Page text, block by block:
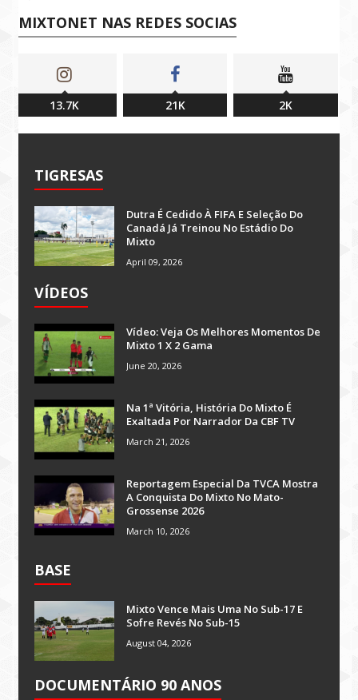
MIXTONET NAS REDES SOCIAS
13.7K 21K 2K
TIGRESAS
Dutra É Cedido À FIFA E Seleção Do
Canadá Já Treinou No Estádio Do
Mixto
April 09, 2026
VÍDEOS
Vídeo: Veja Os Melhores Momentos De
Mixto 1 X 2 Gama
June 20, 2026
Na 1ª Vitória, História Do Mixto É
Exaltada Por Narrador Da CBF TV
March 21, 2026
Reportagem Especial Da TVCA Mostra
A Conquista Do Mixto No Mato-
Grossense 2026
March 10, 2026
BASE
Mixto Vence Mais Uma No Sub-17 E
Sofre Revés No Sub-15
August 04, 2026
DOCUMENTÁRIO 90 ANOS